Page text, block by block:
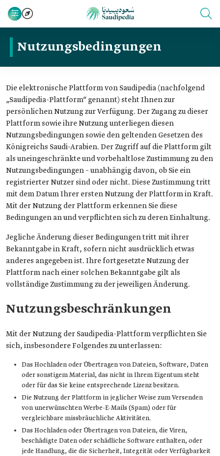
Nutzungsbedingungen
Die elektronische Plattform von Saudipedia (nachfolgend
„Saudipedia-Plattform“ genannt) steht Ihnen zur
persönlichen Nutzung zur Verfügung. Der Zugang zu dieser
Plattform sowie ihre Nutzung unterliegen diesen
Nutzungsbedingungen sowie den geltenden Gesetzen des
Königreichs Saudi-Arabien. Der Zugriff auf die Plattform gilt
als uneingeschränkte und vorbehaltlose Zustimmung zu den
Nutzungsbedingungen – unabhängig davon, ob Sie ein
registrierter Nutzer sind oder nicht. Diese Zustimmung tritt
mit dem Datum Ihrer ersten Nutzung der Plattform in Kraft.
Mit der Nutzung der Plattform erkennen Sie diese
Bedingungen an und verpflichten sich zu deren Einhaltung.
Jegliche Änderung dieser Bedingungen tritt mit ihrer
Bekanntgabe in Kraft, sofern nicht ausdrücklich etwas
anderes angegeben ist. Ihre fortgesetzte Nutzung der
Plattform nach einer solchen Bekanntgabe gilt als
vollständige Zustimmung zu der jeweiligen Änderung.
Nutzungsbeschränkungen
Mit der Nutzung der Saudipedia-Plattform verpflichten Sie
sich, insbesondere Folgendes zu unterlassen:
Das Hochladen oder Übertragen von Dateien, Software, Daten
oder sonstigem Material, das nicht in Ihrem Eigentum steht
oder für das Sie keine entsprechende Lizenz besitzen.
Die Nutzung der Plattform in jeglicher Weise zum Versenden
von unerwünschten Werbe-E-Mails (Spam) oder für
vergleichbare missbräuchliche Aktivitäten.
Das Hochladen oder Übertragen von Dateien, die Viren,
beschädigte Daten oder schädliche Software enthalten, oder
jede Handlung, die die Sicherheit, Integrität oder Verfügbarkeit